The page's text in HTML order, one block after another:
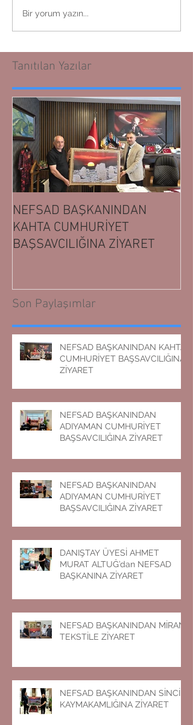
Bir yorum yazın...
Tanıtılan Yazılar
NEFSAD BAŞKANINDAN
KAHTA CUMHURİYET
BAŞSAVCILIĞINA ZİYARET
Son Paylaşımlar
NEFSAD BAŞKANINDAN KAHTA
CUMHURİYET BAŞSAVCILIĞINA
ZİYARET
NEFSAD BAŞKANINDAN
ADIYAMAN CUMHURİYET
BAŞSAVCILIĞINA ZİYARET
NEFSAD BAŞKANINDAN
ADIYAMAN CUMHURİYET
BAŞSAVCILIĞINA ZİYARET
DANIŞTAY ÜYESİ AHMET
MURAT ALTUĞ’dan NEFSAD
BAŞKANINA ZİYARET
NEFSAD BAŞKANINDAN MİRAN
TEKSTİLE ZİYARET
NEFSAD BAŞKANINDAN SİNCİK
KAYMAKAMLIĞINA ZİYARET